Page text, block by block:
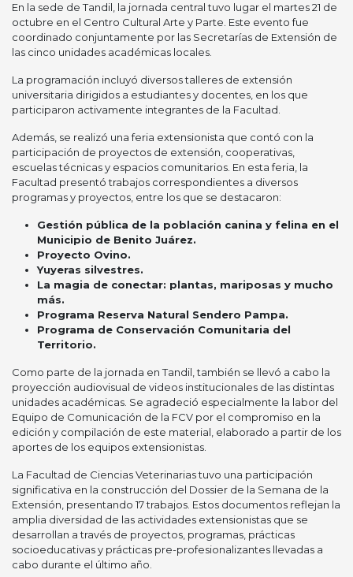
En la sede de Tandil, la jornada central tuvo lugar el martes 21 de
octubre en el Centro Cultural Arte y Parte. Este evento fue
coordinado conjuntamente por las Secretarías de Extensión de
las cinco unidades académicas locales.
La programación incluyó diversos talleres de extensión
universitaria dirigidos a estudiantes y docentes, en los que
participaron activamente integrantes de la Facultad.
Además, se realizó una feria extensionista que contó con la
participación de proyectos de extensión, cooperativas,
escuelas técnicas y espacios comunitarios. En esta feria, la
Facultad presentó trabajos correspondientes a diversos
programas y proyectos, entre los que se destacaron:
Gestión pública de la población canina y felina en el
Municipio de Benito Juárez.
Proyecto Ovino.
Yuyeras silvestres.
La magia de conectar: plantas, mariposas y mucho
más.
Programa Reserva Natural Sendero Pampa.
Programa de Conservación Comunitaria del
Territorio.
Como parte de la jornada en Tandil, también se llevó a cabo la
proyección audiovisual de videos institucionales de las distintas
unidades académicas. Se agradeció especialmente la labor del
Equipo de Comunicación de la FCV por el compromiso en la
edición y compilación de este material, elaborado a partir de los
aportes de los equipos extensionistas.
La Facultad de Ciencias Veterinarias tuvo una participación
significativa en la construcción del Dossier de la Semana de la
Extensión, presentando 17 trabajos. Estos documentos reflejan la
amplia diversidad de las actividades extensionistas que se
desarrollan a través de proyectos, programas, prácticas
socioeducativas y prácticas pre-profesionalizantes llevadas a
cabo durante el último año.